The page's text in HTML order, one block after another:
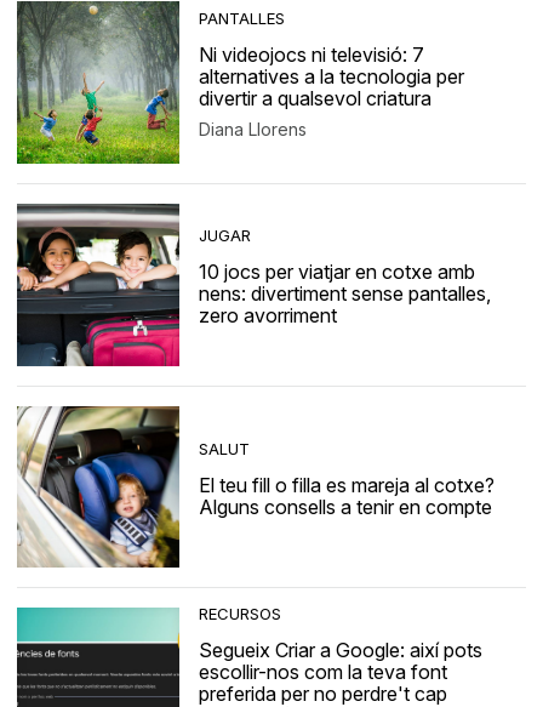
PANTALLES
Ni videojocs ni televisió: 7
alternatives a la tecnologia per
divertir a qualsevol criatura
Diana Llorens
JUGAR
10 jocs per viatjar en cotxe amb
nens: divertiment sense pantalles,
zero avorriment
SALUT
El teu fill o filla es mareja al cotxe?
Alguns consells a tenir en compte
RECURSOS
Segueix Criar a Google: així pots
escollir-nos com la teva font
preferida per no perdre't cap